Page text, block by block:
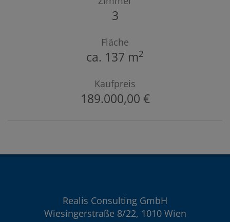
3
Fläche
ca. 137 m2
Kaufpreis
189.000,00 €
Realis Consulting GmbH
Wiesingerstraße 8/22, 1010 Wien